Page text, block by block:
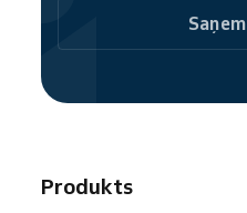
pierakstus,
biznesa rezultātus.
lietojama.
visām premium
vai tā atbilst Jūsu
Produkts